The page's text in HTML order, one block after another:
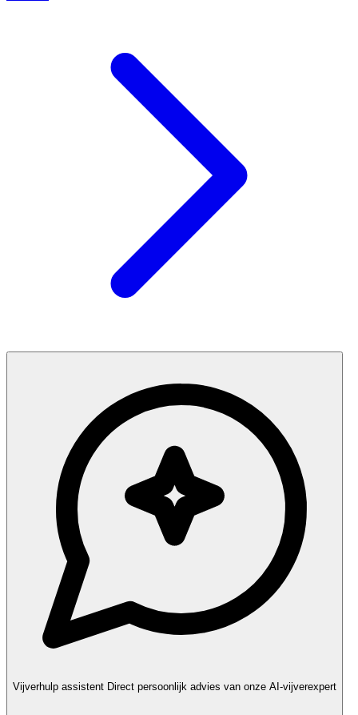
Vijverhulp assistent Direct persoonlijk advies van onze AI-vijverexpert